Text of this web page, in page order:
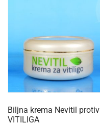
Biljna krema Nevitil protiv
VITILIGA